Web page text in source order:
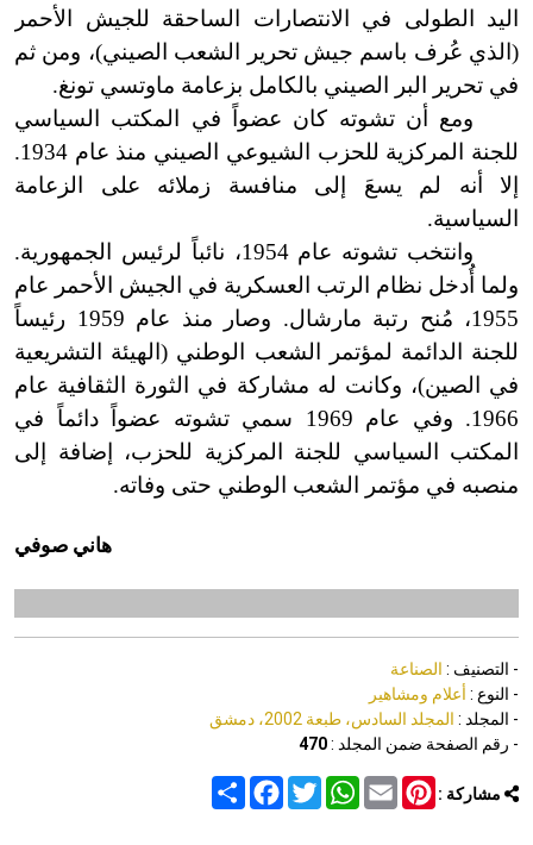
اليد الطولى في الانتصارات الساحقة للجيش الأحمر
(الذي عُرف باسم جيش تحرير الشعب الصيني)، ومن ثم
في تحرير البر الصيني بالكامل بزعامة ماوتسي تونغ.
ومع أن تشوته كان عضواً في المكتب السياسي
للجنة المركزية للحزب الشيوعي الصيني منذ عام 1934.
إلا أنه لم يسعَ إلى منافسة زملائه على الزعامة
السياسية.
وانتخب تشوته عام 1954، نائباً لرئيس الجمهورية.
ولما أُدخل نظام الرتب العسكرية في الجيش الأحمر عام
1955، مُنح رتبة مارشال. وصار منذ عام 1959 رئيساً
للجنة الدائمة لمؤتمر الشعب الوطني (الهيئة التشريعية
في الصين)، وكانت له مشاركة في الثورة الثقافية عام
1966. وفي عام 1969 سمي تشوته عضواً دائماً في
المكتب السياسي للجنة المركزية للحزب، إضافة إلى
منصبه في مؤتمر الشعب الوطني حتى وفاته.
هاني صوفي
- التصنيف : الصناعة
- النوع : أعلام ومشاهير
- المجلد : المجلد السادس، طبعة 2002، دمشق
- رقم الصفحة ضمن المجلد :470
مشاركة : Share
FacebookTwitter
WhatsAppEmail
Pinterest